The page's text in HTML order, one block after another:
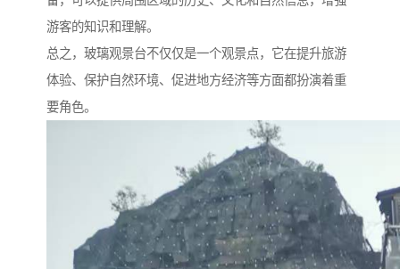
游客的知识和理解。
总之，玻璃观景台不仅仅是一个观景点，它在提升旅游
体验、保护自然环境、促进地方经济等方面都扮演着重
要角色。